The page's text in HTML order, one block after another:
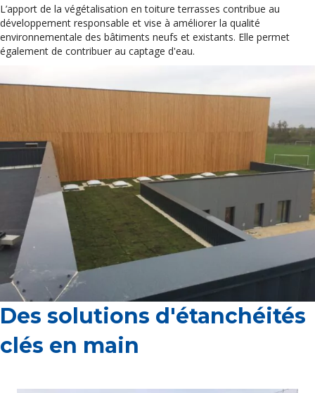
L’apport de la végétalisation en toiture terrasses contribue au
développement responsable et vise à améliorer la qualité
environnementale des bâtiments neufs et existants. Elle permet
également de contribuer au captage d'eau.
Des solutions d'étanchéités
clés en main